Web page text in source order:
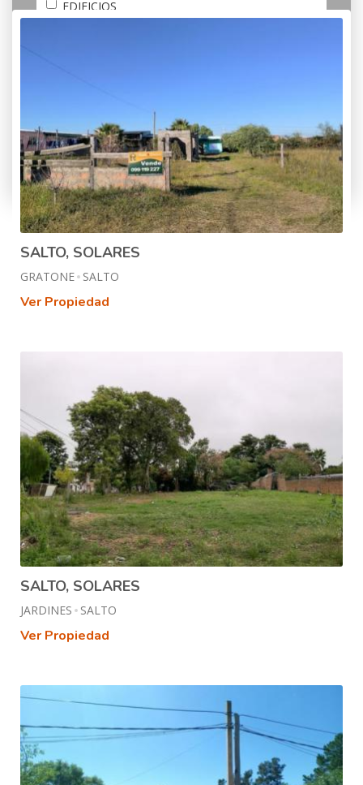
EDIFICIOS
Más opciones
SALTO, SOLARES
GRATONE SALTO
Ver Propiedad
SALTO, SOLARES
JARDINES SALTO
Ver Propiedad